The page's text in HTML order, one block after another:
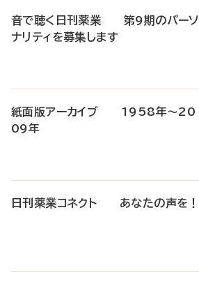
音で聴く日刊薬業 第9期のパーソ
ナリティを募集します
紙面版アーカイブ 1958年～20
09年
日刊薬業コネクト あなたの声を！